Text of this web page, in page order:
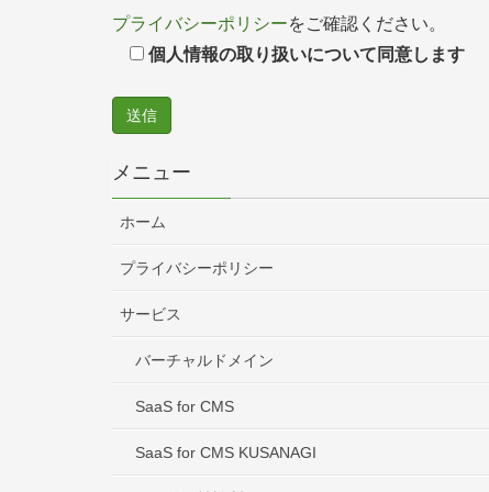
プライバシーポリシーをご確認ください。
個人情報の取り扱いについて同意します
メニュー
ホーム
プライバシーポリシー
サービス
バーチャルドメイン
SaaS for CMS
SaaS for CMS KUSANAGI